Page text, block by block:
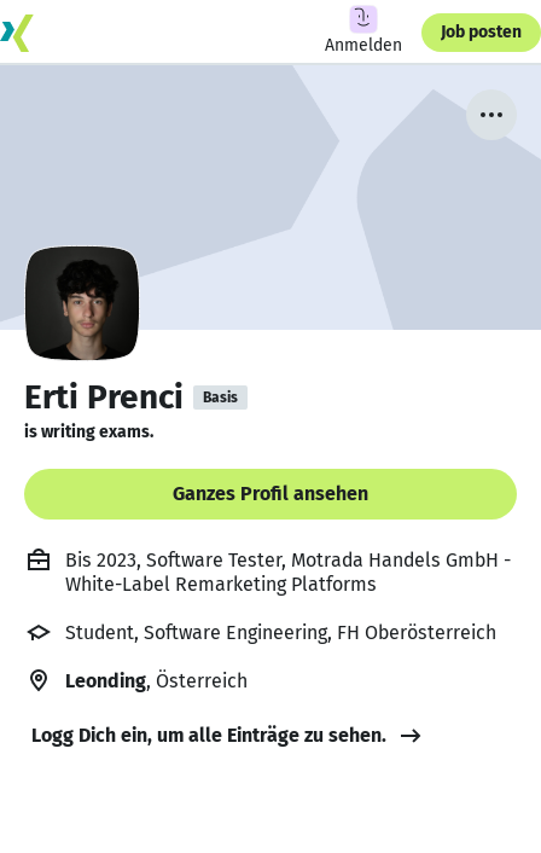
Anmelden
Job posten
Erti Prenci Basis
is writing exams.
Ganzes Profil ansehen
Bis 2023, Software Tester, Motrada Handels GmbH -
White-Label Remarketing Platforms
Student, Software Engineering, FH Oberösterreich
Leonding, Österreich
Logg Dich ein, um alle Einträge zu sehen.